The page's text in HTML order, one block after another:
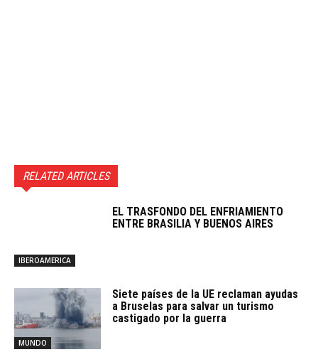
RELATED ARTICLES
IBEROAMERICA
EL TRASFONDO DEL ENFRIAMIENTO
ENTRE BRASILIA Y BUENOS AIRES
MUNDO
Siete países de la UE reclaman ayudas
a Bruselas para salvar un turismo
castigado por la guerra